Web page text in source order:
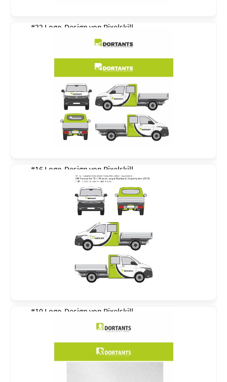
#22 Logo-Design von Pixelskill
#16 Logo-Design von Pixelskill
#10 Logo-Design von Pixelskill